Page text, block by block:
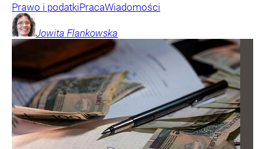
Prawo i podatkiPracaWiadomości
Jowita Flankowska